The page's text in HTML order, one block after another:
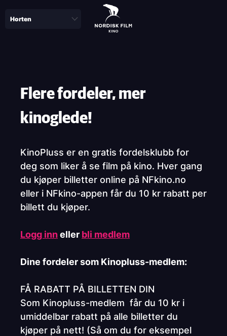
Flere fordeler, mer
kinoglede!
KinoPluss er en gratis fordelsklubb for
deg som liker å se film på kino. Hver gang
du kjøper billetter online på NFkino.no
eller i NFkino-appen får du 10 kr rabatt per
billett du kjøper.
Logg inneller bli medlem
Dine fordeler som Kinopluss-medlem:
FÅ RABATT PÅ BILLETTEN DIN
Som Kinopluss-medlem får du 10 kr i
umiddelbar rabatt på alle billetter du
kjøper på nett! (Så om du for eksempel